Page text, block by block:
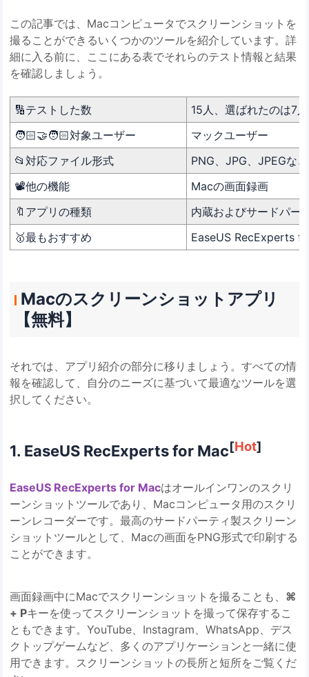
この記事では、Macコンピュータでスクリーンショットを
撮ることができるいくつかのツールを紹介しています。詳
細に入る前に、ここにある表でそれらのテスト情報と結果
を確認しましょう。
🔢テストした数
15人、選ばれたのは7
🧑🏻‍🤝‍🧑🏻対象ユーザー
マックユーザー
📂対応ファイル形式
PNG、JPG、JPEGなど
📽️他の機能
Macの画面録画
🔖アプリの種類
内蔵およびサードパー
🥇最もおすすめ
EaseUS RecExperts
Macのスクリーンショットアプリ
【無料】
それでは、アプリ紹介の部分に移りましょう。すべての情
報を確認して、自分のニーズに基づいて最適なツールを選
択してください。
1. EaseUS RecExperts for Mac[Hot]
EaseUS RecExperts for Macはオールインワンのスクリ
ーンショットツールであり、Macコンピュータ用のスクリ
ーンレコーダーです。最高のサードパーティ製スクリーン
ショットツールとして、Macの画面をPNG形式で印刷する
ことができます。
画面録画中にMacでスクリーンショットを撮ることも、 ⌘
+ Pキーを使ってスクリーンショットを撮って保存するこ
ともできます。YouTube、Instagram、WhatsApp、デス
クトップゲームなど、多くのアプリケーションと一緒に使
用できます。スクリーンショットの長所と短所をご覧くだ